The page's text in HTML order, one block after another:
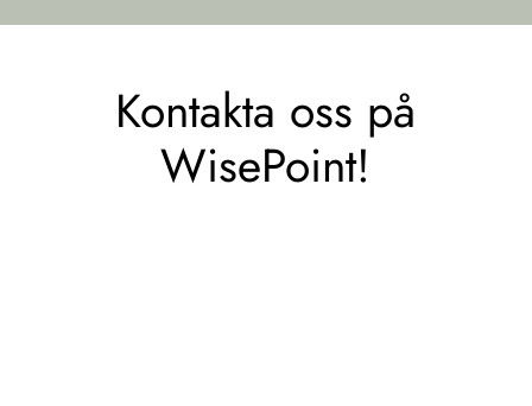
Kontakta oss på
WisePoint!